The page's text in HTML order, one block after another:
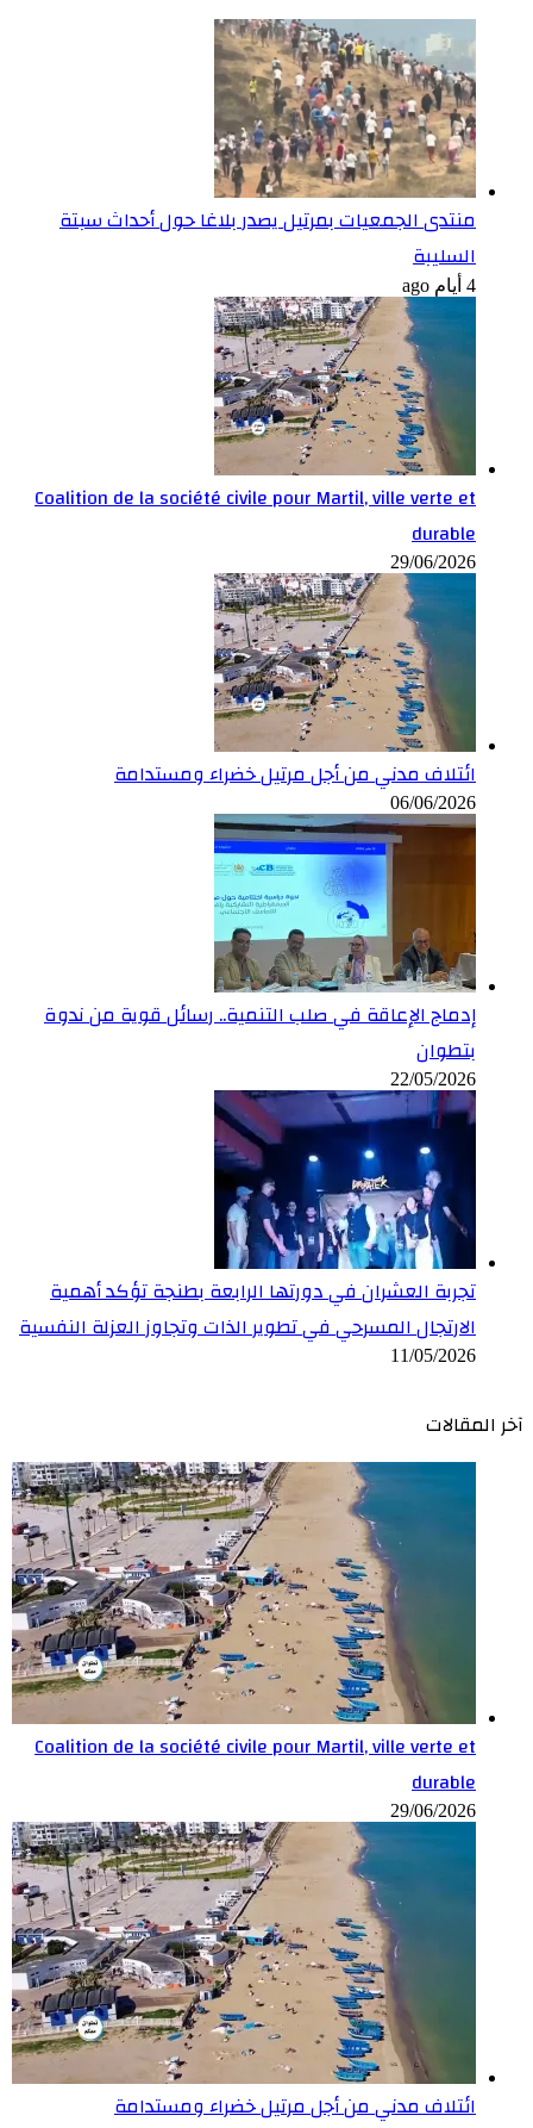
منتدى الجمعيات بمرتيل يصدر بلاغا حول أحداث سبتة
السليبة
4 أيام ago
Coalition de la société civile pour Martil, ville verte et
durable
29/06/2026
ائتلاف مدني من أجل مرتيل خضراء ومستدامة
06/06/2026
إدماج الإعاقة في صلب التنمية.. رسائل قوية من ندوة
بتطوان
22/05/2026
تجربة العشران في دورتها الرابعة بطنجة تؤكد أهمية
الارتجال المسرحي في تطوير الذات وتجاوز العزلة النفسية
11/05/2026
آخر المقالات
Coalition de la société civile pour Martil, ville verte et
durable
29/06/2026
ائتلاف مدني من أجل مرتيل خضراء ومستدامة